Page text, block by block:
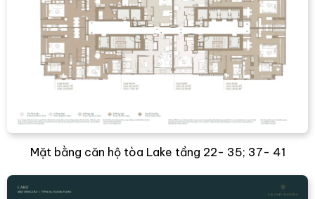
Mặt bằng căn hộ tòa Lake tầng 22- 35; 37- 41